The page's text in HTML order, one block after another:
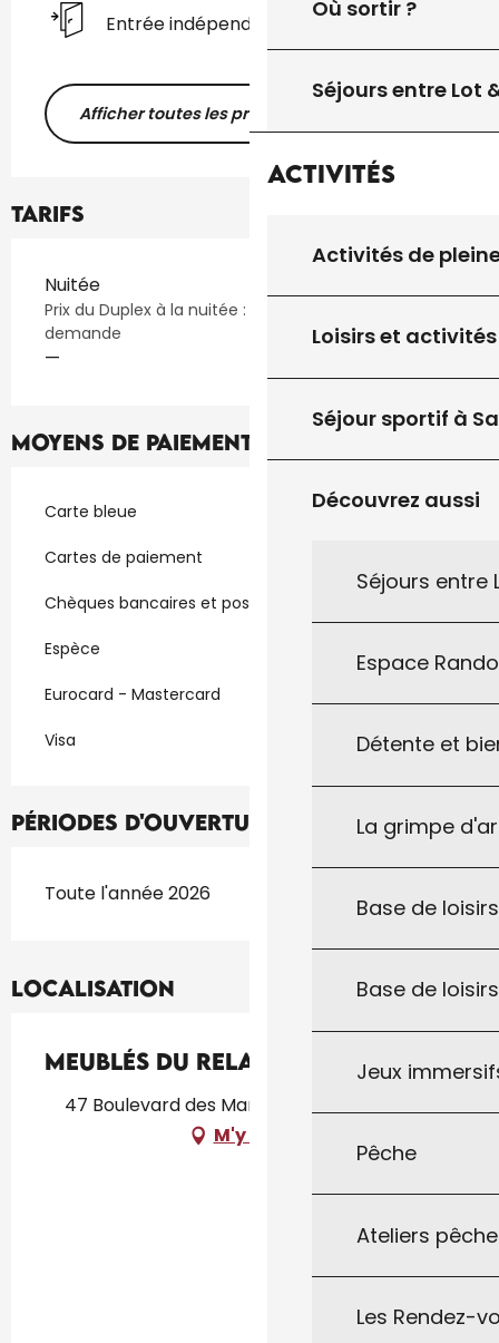
Où sortir ?
Séjours entre Lot
Activités
Activités de
Loisirs et activités
Séjour sportif à
Découvrez aussi
Séjours entre
Espace
Détente et
La grimpe
Base de
Base de
Jeux
Pêche
Ateliers
Les Rendez-
Entrée indépendante
Afficher toutes les prestations
Tarifs
Tarifs 2026
Nuitée
Prix du Duplex à la nuitée : 150€, lit bébé sur
demande
—
Moyens de paiement
Carte bleue
Cartes de paiement
Chèques bancaires et postaux
Espèce
Eurocard - Mastercard
Visa
Périodes d'ouverture
Toute l'année 2026
Localisation
Meublés du Relais de la Poste
47 Boulevard des Martyrs, 46300 Gourdon
M'y rendre